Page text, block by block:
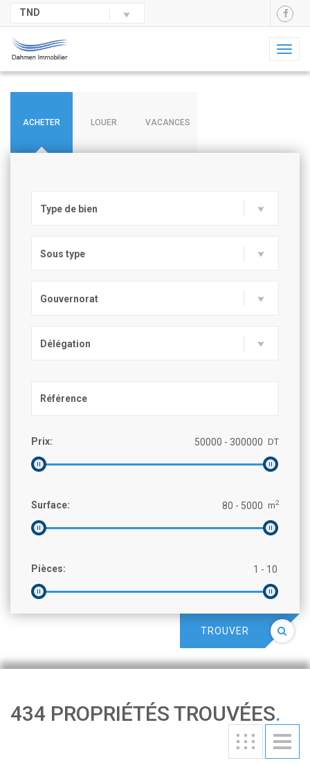
TND
ACHETER LOUER VACANCES
Type de bien
Sous type
Gouvernorat
Délégation
Prix: DT
Surface: m2
Pièces:
TROUVER
434 PROPRIÉTÉS TROUVÉES.